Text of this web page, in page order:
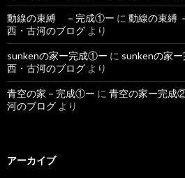
動線の束縛 －完成①ー に 動線の束縛
西・古河のブログ より
sunkenの家ー完成①ー に sunkenの家
西・古河のブログ より
青空の家－完成①ー に 青空の家ー完成
河のブログ より
アーカイブ